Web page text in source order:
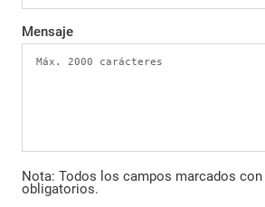
Mensaje
Nota: Todos los campos marcados
obligatorios.